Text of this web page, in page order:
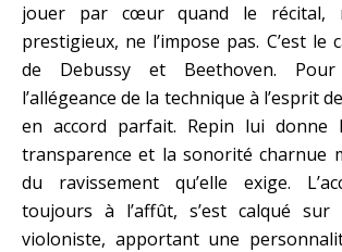
jouer par cœur quand le récital,
prestigieux, ne l’impose pas. C’est le
de Debussy et Beethoven.
l’allégeance de la technique à l’esprit
en accord parfait. Repin lui donne
transparence et la sonorité charnue
du ravissement qu’elle exige.
toujours à l’affût, s’est calqué
violoniste, apportant une